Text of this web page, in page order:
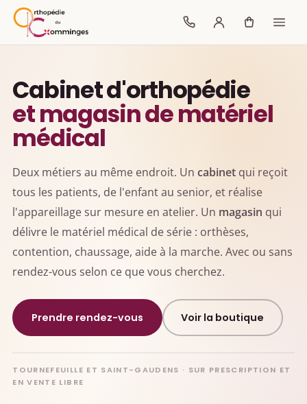
Cabinet d'orthopédie
et magasin de matériel
médical
Deux métiers au même endroit. Uncabinet qui reçoit
tous les patients, de l'enfant au senior, et réalise
l'appareillage sur mesure en atelier. Un magasin qui
délivre le matériel médical de série : orthèses,
contention, chaussage, aide à la marche. Avec ou sans
rendez-vous selon ce que vous cherchez.
Prendre rendez-vous Voir la boutique
TOURNEFEUILLE ET SAINT-GAUDENS · SUR PRESCRIPTION ET
EN VENTE LIBRE